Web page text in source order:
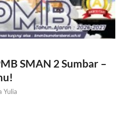
SMAN 2 Sumbar –
Yulia